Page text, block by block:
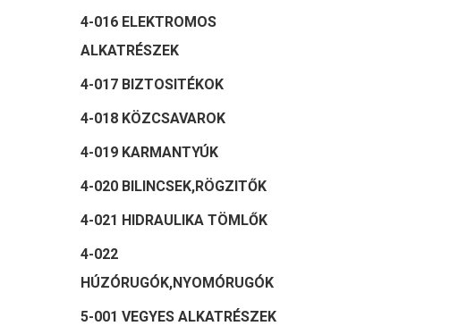
4-016 ELEKTROMOS
ALKATRÉSZEK
4-017 BIZTOSITÉKOK
4-018 KÖZCSAVAROK
4-019 KARMANTYÚK
4-020 BILINCSEK,RÖGZITŐK
4-021 HIDRAULIKA TÖMLŐK
4-022
HÚZÓRUGÓK,NYOMÓRUGÓK
5-001 VEGYES ALKATRÉSZEK